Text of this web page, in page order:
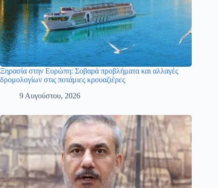
Ξηρασία στην Ευρώπη: Σοβαρά προβλήματα και αλλαγές
δρομολογίων στις ποτάμιες κρουαζιέρες
9 Αυγούστου, 2026